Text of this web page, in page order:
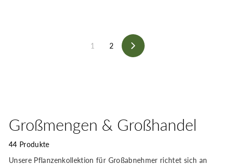
1 2
Vorwärts
Großmengen & Großhandel
44 Produkte
Unsere Pflanzenkollektion für Großabnehmer richtet sich an